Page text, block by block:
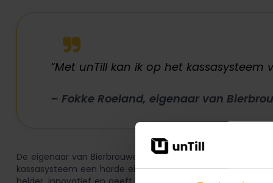
“Met unTill kan ik op het
– Fokke Roeland, eigenaar van
De eigenaar van Bierbrouwerij Oijen, Fokke Roeland, wist
kassasysteem een harde eis. Daarnaast wil hij geen